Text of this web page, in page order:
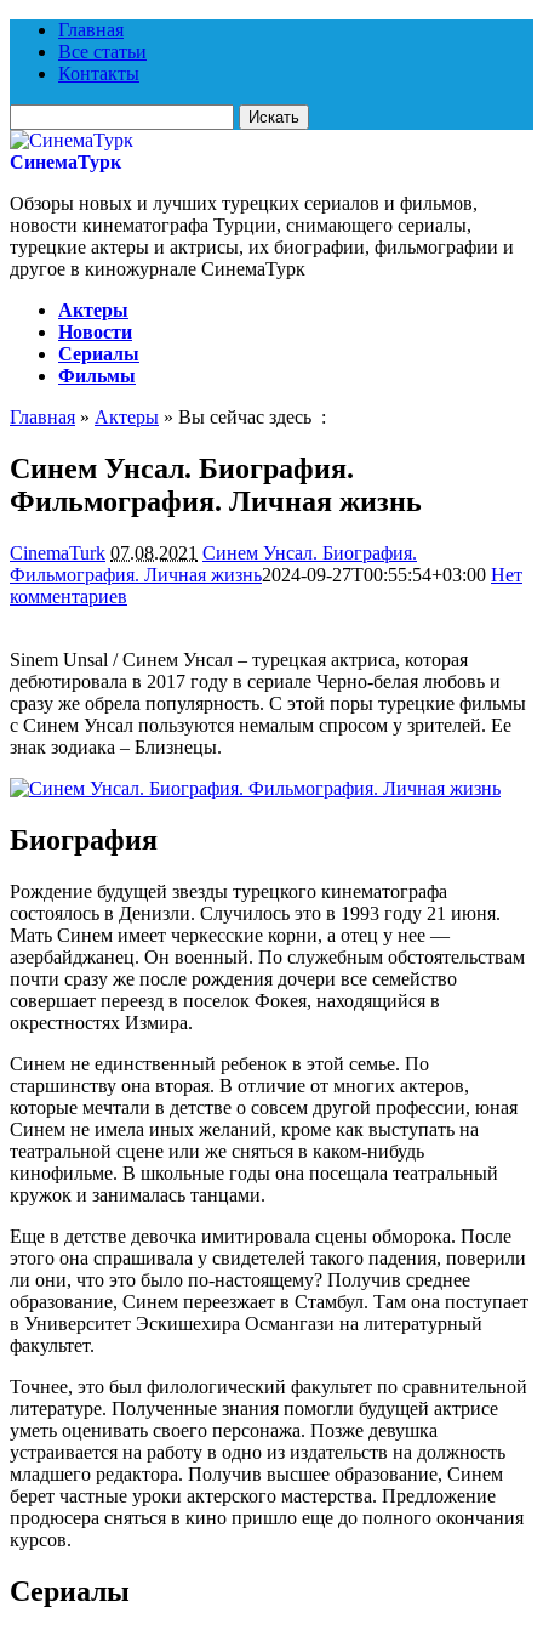
Главная
Все статьи
Контакты
для:
СинемаТурк
Обзоры новых и лучших турецких сериалов и фильмов,
новости кинематографа Турции, снимающего сериалы,
турецкие актеры и актрисы, их биографии, фильмографии и
другое в киножурнале СинемаТурк
Актеры
Новости
Сериалы
Фильмы
Главная » Актеры » Вы сейчас здесь :
Синем Унсал. Биография.
Фильмография. Личная жизнь
CinemaTurk 07.08.2021 Синем Унсал. Биография.
Фильмография. Личная жизнь2024-09-27T00:55:54+03:00 Нет
комментариев
Sinem Unsal / Синем Унсал – турецкая актриса, которая
дебютировала в 2017 году в сериале Черно-белая любовь и
сразу же обрела популярность. С этой поры турецкие фильмы
с Синем Унсал пользуются немалым спросом у зрителей. Ее
знак зодиака – Близнецы.
Биография
Рождение будущей звезды турецкого кинематографа
состоялось в Денизли. Случилось это в 1993 году 21 июня.
Мать Синем имеет черкесские корни, а отец у нее —
азербайджанец. Он военный. По служебным обстоятельствам
почти сразу же после рождения дочери все семейство
совершает переезд в поселок Фокея, находящийся в
окрестностях Измира.
Синем не единственный ребенок в этой семье. По
старшинству она вторая. В отличие от многих актеров,
которые мечтали в детстве о совсем другой профессии, юная
Синем не имела иных желаний, кроме как выступать на
театральной сцене или же сняться в каком-нибудь
кинофильме. В школьные годы она посещала театральный
кружок и занималась танцами.
Еще в детстве девочка имитировала сцены обморока. После
этого она спрашивала у свидетелей такого падения, поверили
ли они, что это было по-настоящему? Получив среднее
образование, Синем переезжает в Стамбул. Там она поступает
в Университет Эскишехира Османгази на литературный
факультет.
Точнее, это был филологический факультет по сравнительной
литературе. Полученные знания помогли будущей актрисе
уметь оценивать своего персонажа. Позже девушка
устраивается на работу в одно из издательств на должность
младшего редактора. Получив высшее образование, Синем
берет частные уроки актерского мастерства. Предложение
продюсера сняться в кино пришло еще до полного окончания
курсов.
Сериалы